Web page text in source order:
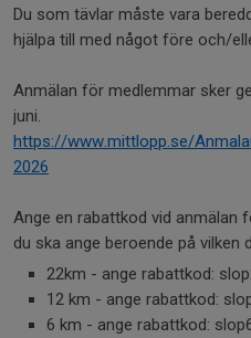
Du som tävlar måste vara
hjälpa till med något före och/
Anmälan för medlemmar sker
juni.
https://www.mittlopp.se/
2026
Ange en rabattkod vid anmälan
du ska ange beroende på vilken
22km - ange rabattkod:
12 km - ange rabattkod:
6 km - ange rabattkod: